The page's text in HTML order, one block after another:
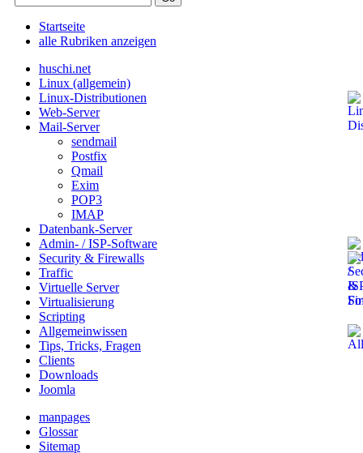
Startseite
alle Rubriken anzeigen
huschi.net
Linux (allgemein)
Linux-Distributionen
Web-Server
Mail-Server
sendmail
Postfix
Qmail
Exim
POP3
IMAP
Datenbank-Server
Admin- / ISP-Software
Security & Firewalls
Traffic
Virtuelle Server
Virtualisierung
Scripting
Allgemeinwissen
Tips, Tricks, Fragen
Clients
Downloads
Joomla
manpages
Glossar
Sitemap